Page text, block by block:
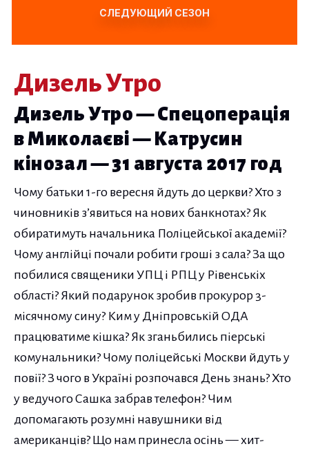
СЛЕДУЮЩИЙ СЕЗОН
Дизель Утро
Дизель Утро — Спецоперація
в Миколаєві — Катрусин
кінозал — 31 августа 2017 год
Чому батьки 1-го вересня йдуть до церкви? Хто з
чиновників з’явиться на нових банкнотах? Як
обиратимуть начальника Поліцейської академії?
Чому англійці почали робити гроші з сала? За що
побилися священики УПЦ і РПЦ у Рівенськіх
області? Який подарунок зробив прокурор 3-
місячному сину? Ким у Дніпровській ОДА
працюватиме кішка? Як зганьбились піерські
комунальники? Чому поліцейські Москви йдуть у
повії? З чого в Україні розпочався День знань? Хто
у ведучого Сашка забрав телефон? Чим
допомагають розумні навушники від
американців? Що нам принесла осінь — хит-